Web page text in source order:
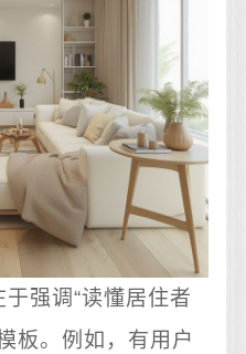
强调“读懂居住者
板。例如，有用户